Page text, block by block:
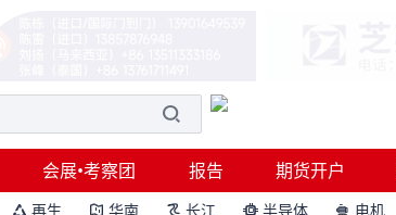
会展•考察团 报告 期货开户
 再生  华南  长江  半导体  电机